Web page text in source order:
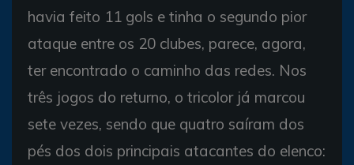
havia feito 11 gols e tinha o segundo pior
ataque entre os 20 clubes, parece, agora,
ter encontrado o caminho das redes. Nos
três jogos do returno, o tricolor já marcou
sete vezes, sendo que quatro saíram dos
pés dos dois principais atacantes do elenco: